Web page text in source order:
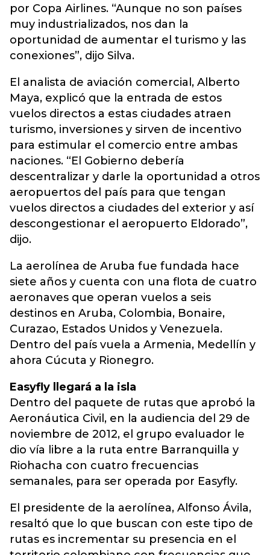
por Copa Airlines. “Aunque no son países
muy industrializados, nos dan la
oportunidad de aumentar el turismo y las
conexiones”, dijo Silva.
El analista de aviación comercial, Alberto
Maya, explicó que la entrada de estos
vuelos directos a estas ciudades atraen
turismo, inversiones y sirven de incentivo
para estimular el comercio entre ambas
naciones. “El Gobierno debería
descentralizar y darle la oportunidad a otros
aeropuertos del país para que tengan
vuelos directos a ciudades del exterior y así
descongestionar el aeropuerto Eldorado”,
dijo.
La aerolínea de Aruba fue fundada hace
siete años y cuenta con una flota de cuatro
aeronaves que operan vuelos a seis
destinos en Aruba, Colombia, Bonaire,
Curazao, Estados Unidos y Venezuela.
Dentro del país vuela a Armenia, Medellín y
ahora Cúcuta y Rionegro.
Easyfly llegará a la isla
Dentro del paquete de rutas que aprobó la
Aeronáutica Civil, en la audiencia del 29 de
noviembre de 2012, el grupo evaluador le
dio vía libre a la ruta entre Barranquilla y
Riohacha con cuatro frecuencias
semanales, para ser operada por Easyfly.
El presidente de la aerolínea, Alfonso Ávila,
resaltó que lo que buscan con este tipo de
rutas es incrementar su presencia en el